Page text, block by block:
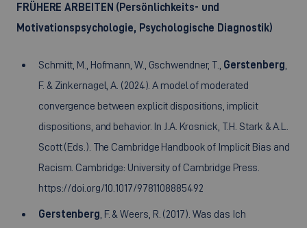
FRÜHERE ARBEITEN (Persönlichkeits- und
Motivationspsychologie, Psychologische Diagnostik)
Schmitt, M., Hofmann, W., Gschwendner, T., Gerstenberg
F. & Zinkernagel, A. (2024). A model of moderated
convergence between explicit dispositions, implicit
dispositions, and behavior. In J.A. Krosnick, T.H. Stark & A.L.
Scott (Eds.). The Cambridge Handbook of Implicit Bias and
Racism. Cambridge: University of Cambridge Press.
https://doi.org/10.1017/9781108885492
Gerstenberg , F. & Weers, R. (2017). Was das Ich